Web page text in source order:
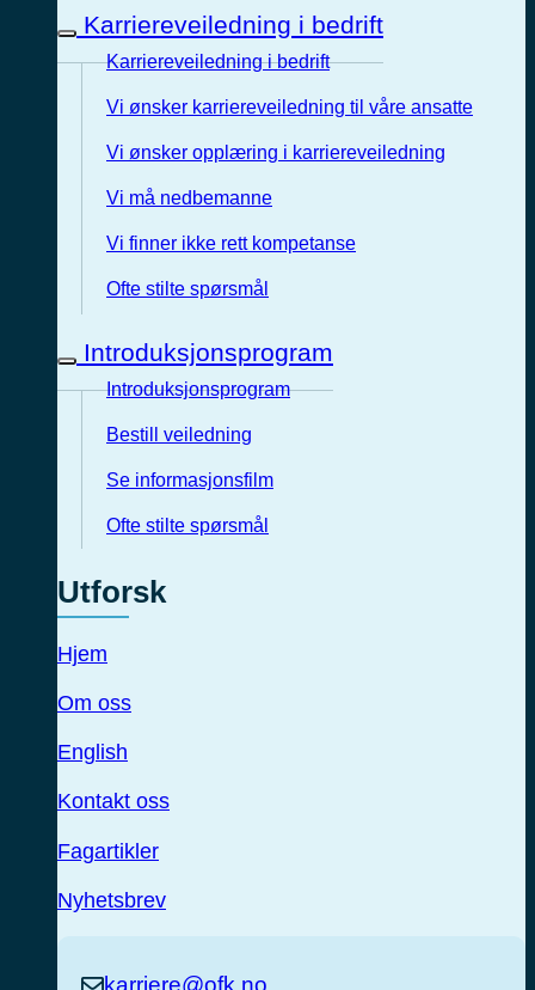
Karriereveiledning i bedrift
Karriereveiledning i bedrift
Vi ønsker karriereveiledning til våre ansatte
Vi ønsker opplæring i karriereveiledning
Vi må nedbemanne
Vi finner ikke rett kompetanse
Ofte stilte spørsmål
Introduksjonsprogram
Introduksjonsprogram
Bestill veiledning
Se informasjonsfilm
Ofte stilte spørsmål
Utforsk
Hjem
Om oss
English
Kontakt oss
Fagartikler
Nyhetsbrev
karriere@ofk.no